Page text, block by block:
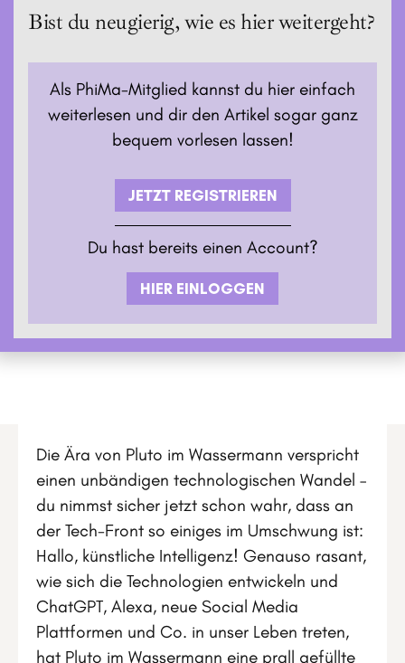
Bist du neugierig, wie es hier weitergeht?
Als PhiMa-Mitglied kannst du hier einfach
weiterlesen und dir den Artikel sogar ganz
bequem vorlesen lassen!
JETZT REGISTRIEREN
Du hast bereits einen Account?
HIER EINLOGGEN
Die Ära von Pluto im Wassermann verspricht
einen unbändigen technologischen Wandel –
du nimmst sicher jetzt schon wahr, dass an
der Tech-Front so einiges im Umschwung ist:
Hallo, künstliche Intelligenz! Genauso rasant,
wie sich die Technologien entwickeln und
ChatGPT, Alexa, neue Social Media
Plattformen und Co. in unser Leben treten,
hat Pluto im Wassermann eine prall gefüllte